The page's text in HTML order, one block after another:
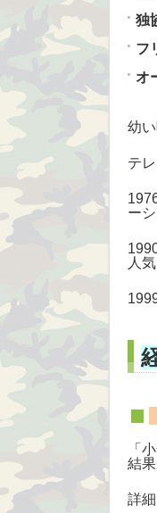
独
フ
オ
幼
テ
ー
人
「
結
詳